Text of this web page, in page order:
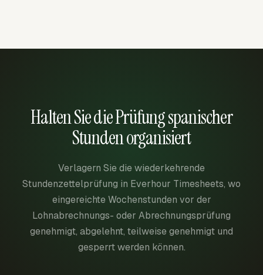
Halten Sie die Prüfung spanischer
Stunden organisiert
Verlagern Sie die wiederkehrende
Stundenzettelprüfung in Everhour Timesheets, wo
eingereichte Wochenstunden vor der
Lohnabrechnungs- oder Abrechnungsprüfung
genehmigt, abgelehnt, teilweise genehmigt und
gesperrt werden können.